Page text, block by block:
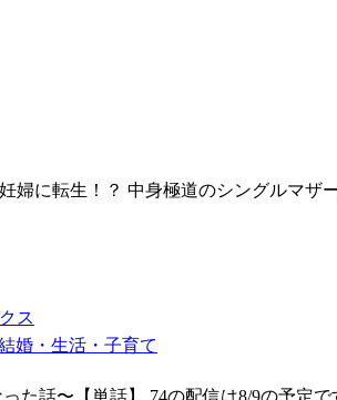
婦に転生！？ 中身極道のシングルマザ
ス
婚・生活・子育て
た話〜【単話】 74の配信は8/9の予定で